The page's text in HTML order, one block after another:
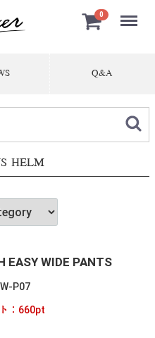
0 Menu
Q&A
HELM
EASY WIDE PANTS
P07
： 660pt